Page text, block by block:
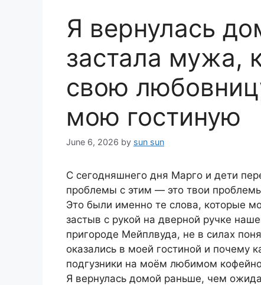
Я вернулась
застала мужа,
свою
мою гостиную
June 6, 2026 by sun sun
С сегодняшнего дня Марго и дети
проблемы с этим — это твои
Это были именно те слова, которые
застыв с рукой на дверной ручке
пригороде Мейплвуда, не в силах
оказались в моей гостиной и почему
подгузники на моём любимом
Я вернулась домой раньше, чем